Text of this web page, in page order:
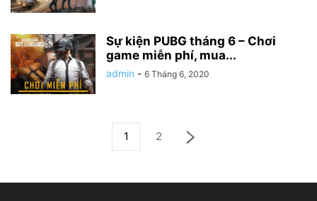
Sự kiện PUBG tháng 6 – Chơi
game miễn phí, mua...
admin - 6 Tháng 6, 2020
1 2